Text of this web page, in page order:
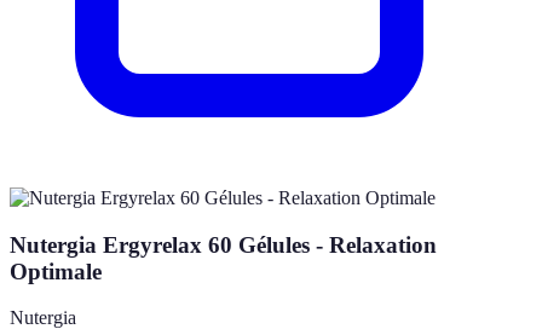
Nutergia Ergyrelax 60 Gélules - Relaxation
Optimale
Nutergia